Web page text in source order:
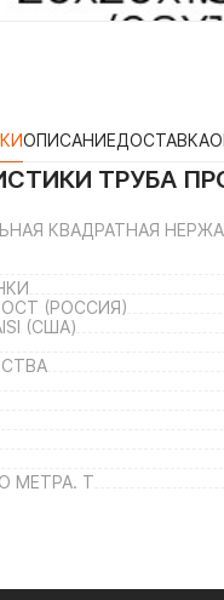
ОПИСАНИЕДОСТАВКА
ТРУБА
КВАДРАТНАЯ
(РОССИЯ)
(США)
МЕТРА. Т